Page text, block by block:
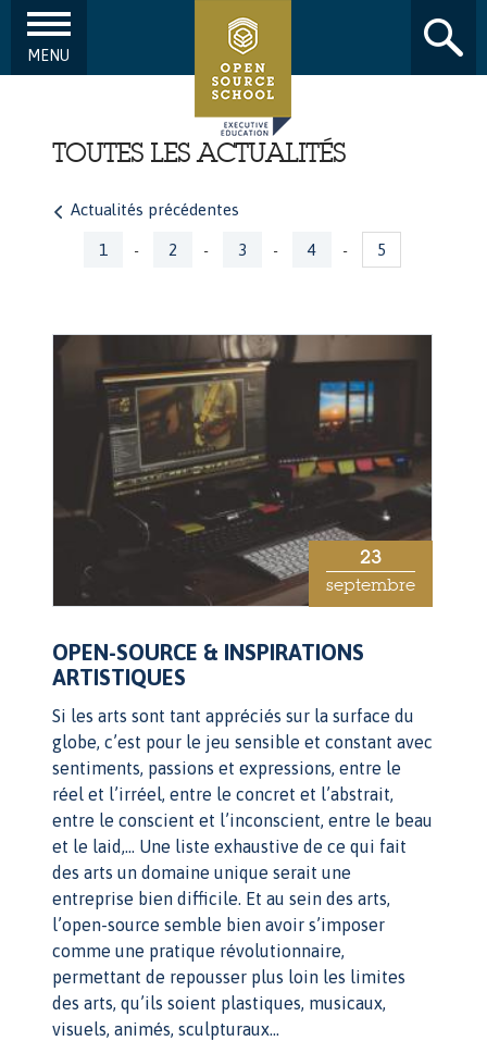
MENU
TOUTES LES ACTUALITÉS
Actualités précédentes
1 - 2 - 3 - 4 - 5
23
septembre
OPEN-SOURCE & INSPIRATIONS
ARTISTIQUES
Si les arts sont tant appréciés sur la surface du
globe, c’est pour le jeu sensible et constant avec
sentiments, passions et expressions, entre le
réel et l’irréel, entre le concret et l’abstrait,
entre le conscient et l’inconscient, entre le beau
et le laid,… Une liste exhaustive de ce qui fait
des arts un domaine unique serait une
entreprise bien difficile. Et au sein des arts,
l’open-source semble bien avoir s’imposer
comme une pratique révolutionnaire,
permettant de repousser plus loin les limites
des arts, qu’ils soient plastiques, musicaux,
visuels, animés, sculpturaux…